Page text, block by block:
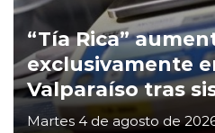
“Tía Rica”
exclusivamente
Valparaíso tras
Martes 4 de agosto de